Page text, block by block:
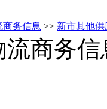
务信息 >> 新市其他供
商务信